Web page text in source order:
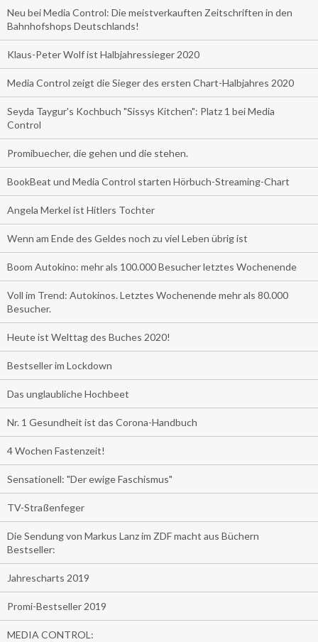
Neu bei Media Control: Die meistverkauften Zeitschriften in den
Bahnhofshops Deutschlands!
Klaus-Peter Wolf ist Halbjahressieger 2020
Media Control zeigt die Sieger des ersten Chart-Halbjahres 2020
Seyda Taygur's Kochbuch "Sissys Kitchen": Platz 1 bei Media
Control
Promibuecher, die gehen und die stehen.
BookBeat und Media Control starten Hörbuch-Streaming-Chart
Angela Merkel ist Hitlers Tochter
Wenn am Ende des Geldes noch zu viel Leben übrig ist
Boom Autokino: mehr als 100.000 Besucher letztes Wochenende
Voll im Trend: Autokinos. Letztes Wochenende mehr als 80.000
Besucher.
Heute ist Welttag des Buches 2020!
Bestseller im Lockdown
Das unglaubliche Hochbeet
Nr. 1 Gesundheit ist das Corona-Handbuch
4 Wochen Fastenzeit!
Sensationell: "Der ewige Faschismus"
TV-Straßenfeger
Die Sendung von Markus Lanz im ZDF macht aus Büchern
Bestseller:
Jahrescharts 2019
Promi-Bestseller 2019
MEDIA CONTROL: